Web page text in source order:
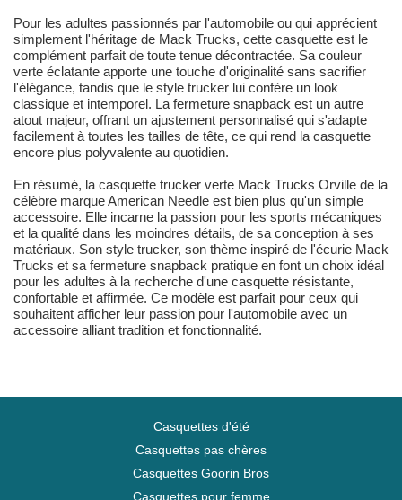
Pour les adultes passionnés par l'automobile ou qui apprécient
simplement l'héritage de Mack Trucks, cette casquette est le
complément parfait de toute tenue décontractée. Sa couleur
verte éclatante apporte une touche d'originalité sans sacrifier
l'élégance, tandis que le style trucker lui confère un look
classique et intemporel. La fermeture snapback est un autre
atout majeur, offrant un ajustement personnalisé qui s'adapte
facilement à toutes les tailles de tête, ce qui rend la casquette
encore plus polyvalente au quotidien.
En résumé, la casquette trucker verte Mack Trucks Orville de la
célèbre marque American Needle est bien plus qu'un simple
accessoire. Elle incarne la passion pour les sports mécaniques
et la qualité dans les moindres détails, de sa conception à ses
matériaux. Son style trucker, son thème inspiré de l'écurie Mack
Trucks et sa fermeture snapback pratique en font un choix idéal
pour les adultes à la recherche d'une casquette résistante,
confortable et affirmée. Ce modèle est parfait pour ceux qui
souhaitent afficher leur passion pour l'automobile avec un
accessoire alliant tradition et fonctionnalité.
Casquettes d'été
Casquettes pas chères
Casquettes Goorin Bros
Casquettes pour femme